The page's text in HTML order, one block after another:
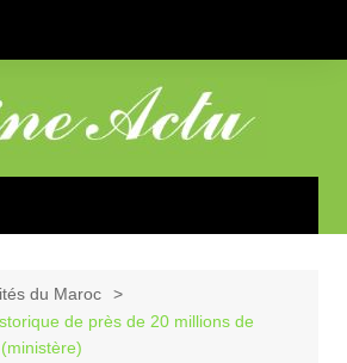
du Maroc
de près de 20 millions de